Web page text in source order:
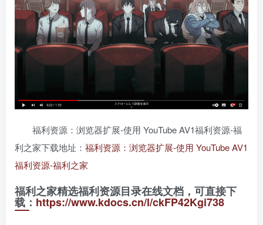
福利资源：浏览器扩展-使用 YouTube AV1福利资源-福
利之家下载地址： 福利资源：浏览器扩展-使用 YouTube AV1
福利资源-福利之家
福利之家精选福利资源目录在线文档，可直接下
载：https://www.kdocs.cn/l/ckFP42Kgi738